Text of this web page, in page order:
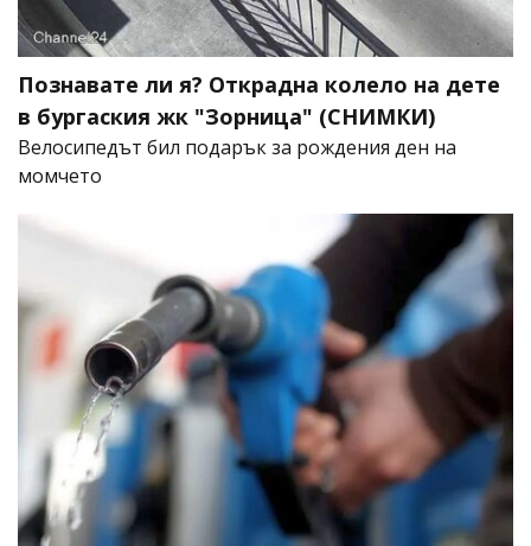
Познавате ли я? Открадна колело на дете
в бургаския жк "Зорница" (СНИМКИ)
Велосипедът бил подарък за рождения ден на
момчето